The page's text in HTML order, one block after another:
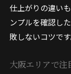
PPF活
せる
失敗し
プロテ
仕上がりの違い
ンプルを確認し
敗しないコツです
大阪エリアで注